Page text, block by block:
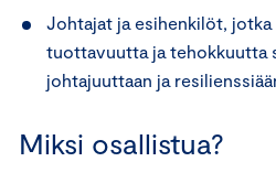
Johtajat ja esihenkilöt, jotka
tuottavuutta ja tehokkuutta
johtajuuttaan ja
Miksi osallistua?